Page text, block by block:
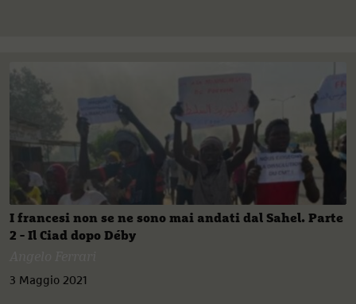
I francesi non se ne sono mai andati dal Sahel. Parte
2 - Il Ciad dopo Déby
3 Maggio 2021